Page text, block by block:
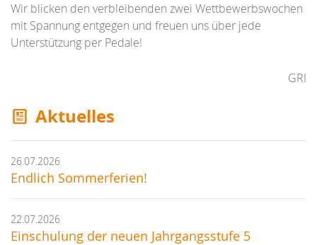
Wir blicken den verbleibenden zwei Wettbewerbswochen
mit Spannung entgegen und freuen uns über jede
Unterstützung per Pedale!
GRI
Aktuelles
26.07.2026
Endlich Sommerferien!
22.07.2026
Einschulung der neuen Jahrgangsstufe 5